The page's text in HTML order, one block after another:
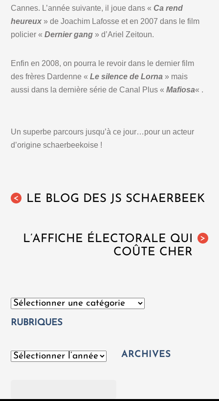
Cannes. L’année suivante, il joue dans «Ca rend
heureux » de Joachim Lafosse et en 2007 dans le film
policier «Dernier gang » d’Ariel Zeitoun.
Enfin en 2008, on pourra le revoir dans le dernier film
des frères Dardenne «Le silence de Lorna » mais
aussi dans la dernière série de Canal Plus «Mafiosa« .
Un superbe parcours jusqu’à ce jour…pour un acteur
d’origine schaerbeekoise !
< LE BLOG DES JS SCHAERBEEK
>
L’AFFICHE ÉLECTORALE QUI
COÛTE CHER
Catégories
RUBRIQUES
Archives ARCHIVES